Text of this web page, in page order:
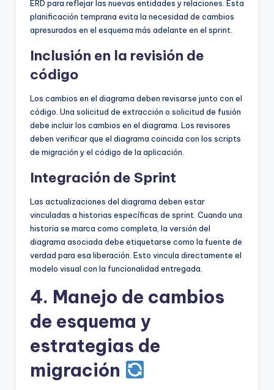
ERD para reflejar las nuevas entidades y relaciones. Esta
planificación temprana evita la necesidad de cambios
apresurados en el esquema más adelante en el sprint.
Inclusión en la revisión de
código
Los cambios en el diagrama deben revisarse junto con el
código. Una solicitud de extracción o solicitud de fusión
debe incluir los cambios en el diagrama. Los revisores
deben verificar que el diagrama coincida con los scripts
de migración y el código de la aplicación.
Integración de Sprint
Las actualizaciones del diagrama deben estar
vinculadas a historias específicas de sprint. Cuando una
historia se marca como completa, la versión del
diagrama asociada debe etiquetarse como la fuente de
verdad para esa liberación. Esto vincula directamente el
modelo visual con la funcionalidad entregada.
4. Manejo de cambios
de esquema y
estrategias de
migración